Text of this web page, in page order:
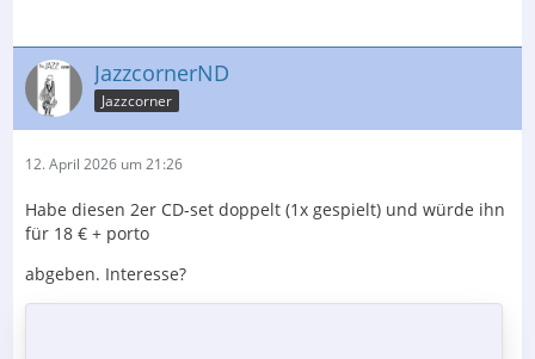
JazzcornerND
Jazzcorner
12. April 2026 um 21:26
Habe diesen 2er CD-set doppelt (1x gespielt) und würde ihn
für 18 € + porto
abgeben. Interesse?